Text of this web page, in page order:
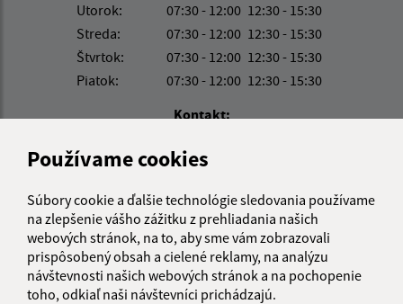
Používame cookies
Súbory cookie a ďalšie technológie sledovania používame
na zlepšenie vášho zážitku z prehliadania našich
webových stránok, na to, aby sme vám zobrazovali
prispôsobený obsah a cielené reklamy, na analýzu
návštevnosti našich webových stránok a na pochopenie
toho, odkiaľ naši návštevníci prichádzajú.
Utorok:
07:30 - 12:00 12:30 - 15:30
Streda:
07:30 - 12:00 12:30 - 15:30
Štvrtok:
07:30 - 12:00 12:30 - 15:30
Piatok:
07:30 - 12:00 12:30 - 15:30
Kontakt:
Obecný úrad Vyšná Olšava
Vyšná Olšava 124
090 32 Miňovce
info@vysnaolsava.sk
+421 54 749 41 51
IČO: 00331210